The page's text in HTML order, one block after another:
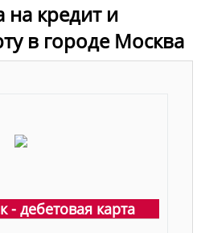
на кредит и
в городе Москва
- дебетовая карта